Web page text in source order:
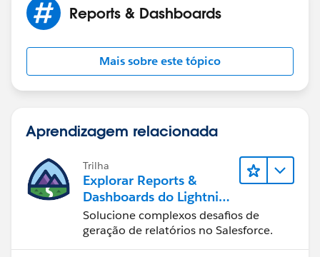
Reports & Dashboards
Mais sobre este tópico
Aprendizagem relacionada
Trilha
Explorar Reports &
Dashboards do Lightning
Experience
Solucione complexos desafios de
geração de relatórios no Salesforce.